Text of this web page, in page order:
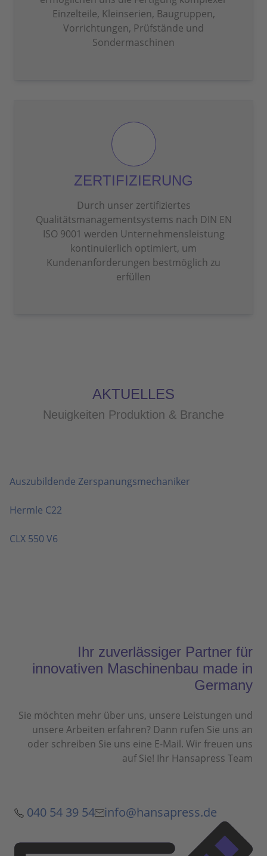
Einzelteile, Kleinserien, Baugruppen,
Vorrichtungen, Prüfstände und
Sondermaschinen
ZERTIFIZIERUNG
Durch unser zertifiziertes
Qualitätsmanagementsystems nach DIN EN
ISO 9001 werden Unternehmensleistung
kontinuierlich optimiert, um
Kundenanforderungen bestmöglich zu
erfüllen
AKTUELLES
Neuigkeiten Produktion & Branche
Auszubildende Zerspanungsmechaniker
Hermle C22
CLX 550 V6
Ihr zuverlässiger Partner für
innovativen Maschinenbau made in
Germany
Sie möchten mehr über uns, unsere Leistungen und
unsere Arbeiten erfahren? Dann rufen Sie uns an
oder schreiben Sie uns eine E-Mail. Wir freuen uns
auf Sie! Ihr Hansapress Team
040 54 39 54 info@hansapress.de